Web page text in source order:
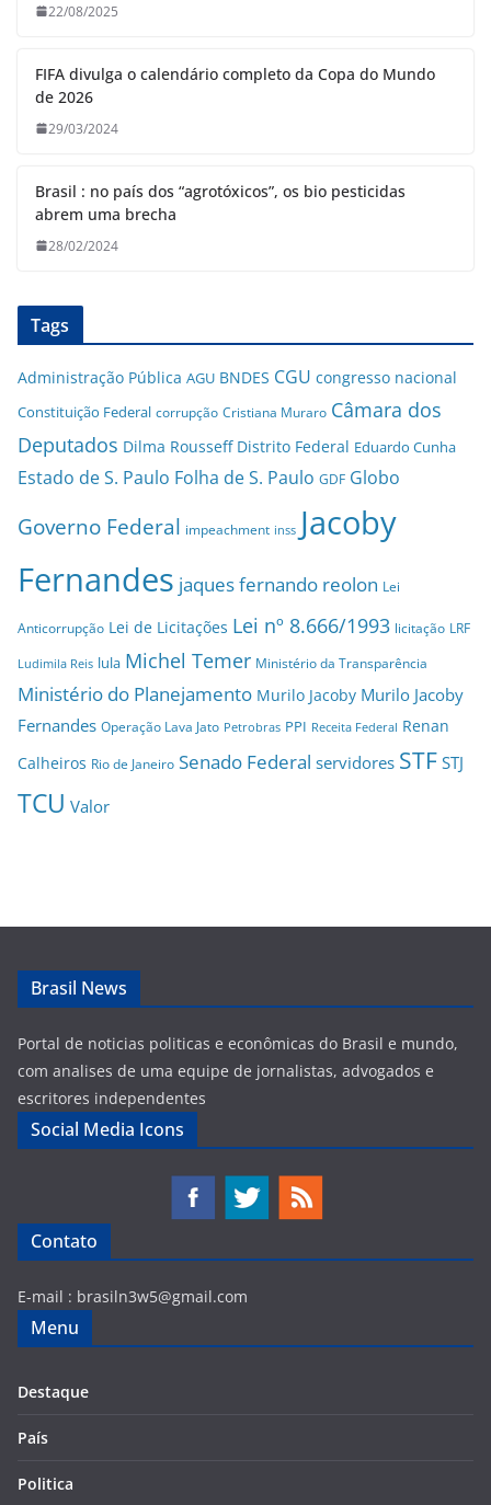
22/08/2025
FIFA divulga o calendário completo da Copa do Mundo
de 2026
29/03/2024
Brasil : no país dos “agrotóxicos”, os bio pesticidas
abrem uma brecha
28/02/2024
Tags
Administração Pública AGU BNDES CGU congresso nacional
Constituição Federal corrupção Cristiana Muraro Câmara dos
Deputados Dilma Rousseff Distrito Federal Eduardo Cunha
Estado de S. Paulo Folha de S. Paulo GDF Globo
Governo Federal impeachment inss Jacoby
Fernandes jaques fernando reolon Lei
Anticorrupção Lei de Licitações Lei nº 8.666/1993 licitação LRF
Ludimila Reis lula Michel Temer Ministério da Transparência
Ministério do Planejamento Murilo Jacoby Murilo Jacoby
Fernandes Operação Lava Jato Petrobras PPI Receita Federal Renan
Calheiros Rio de Janeiro Senado Federal servidores STF STJ
TCU Valor
Brasil News
Portal de noticias politicas e econômicas do Brasil e mundo,
com analises de uma equipe de jornalistas, advogados e
escritores independentes
Social Media Icons
Contato
E-mail : brasiln3w5@gmail.com
Menu
Destaque
País
Politica